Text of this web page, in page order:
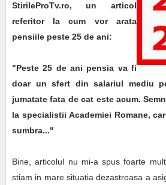
StirileProTv.ro, un articol
referitor la cum vor arata
pensiile peste 25 de ani:
"Peste 25 de ani pensia va fi
doar un sfert din salariul mediu
jumatate fata de cat este acum.
la specialistii Academiei Romane,
sumbra..."
Bine, articolul nu mi-a spus foarte
stiam in mare situatia dezastroasa a